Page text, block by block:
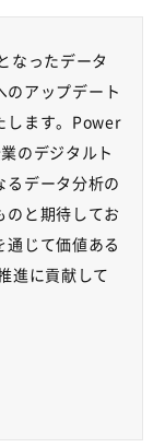
なったデータ
アップデート
します。Power
のデジタルト
るデータ分析の
のと期待してお
通じて価値ある
進に貢献して